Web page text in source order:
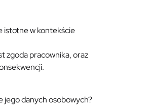
istotne w kontekście
zgoda pracownika, oraz
jego danych osobowych?